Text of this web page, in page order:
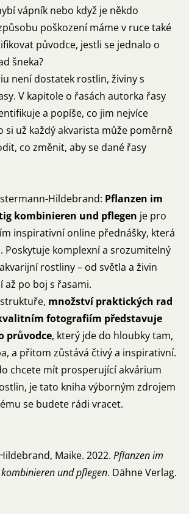
vápník nebo když je někdo
poškození máme v ruce také
původce, jestli se jednalo o
šneka?
není dostatek rostlin, živiny s
V kapitole o řasách autorka řasy
a popíše, co jim nejvíce
si už každý akvarista může poměrně
co změnit, aby se dané řasy
Hildebrand: Pflanzen im
kombinieren und pflegen je pro
inspirativní online přednášky, která
Poskytuje komplexní a srozumitelný
rostliny – od světla a živin
až po boj s řasami.
množství praktických rad
fotografiím představuje
průvodce, který jde do hloubky tam,
a přitom zůstává čtivý a inspirativní.
chcete mít prosperující akvárium
je tato kniha výborným zdrojem
se budete rádi vracet.
Maike. 2022. Pflanzen im
und pflegen. Dähne Verlag.